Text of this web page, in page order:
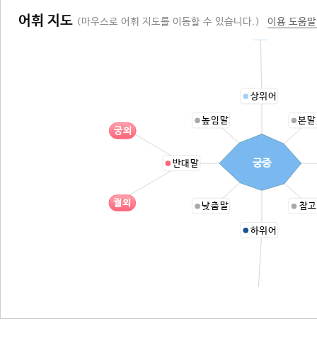
어휘 지도 (마우스로 어휘 지도를 이동할 수 있습니다.) 이용 도움
상위어
본
참
하위어
낮춤말
궁외
궐외
반대말
높임말
궁중